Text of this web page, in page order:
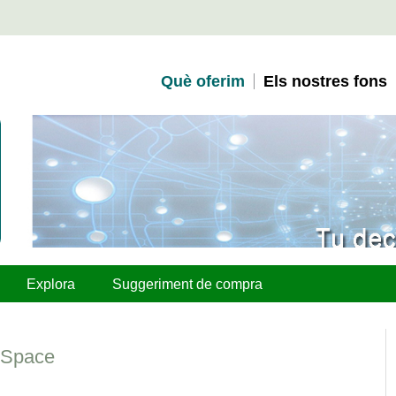
Què oferim Els nostres fons
Explora Suggeriment de compra